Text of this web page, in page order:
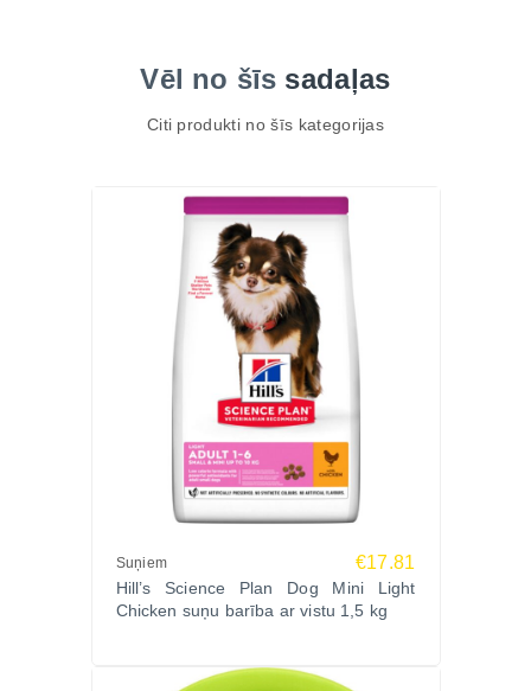
Vēl no šīs sadaļas
Citi produkti no šīs kategorijas
Suņiem €17.81
Hill’s Science Plan Dog Mini Light
Chicken suņu barība ar vistu 1,5 kg